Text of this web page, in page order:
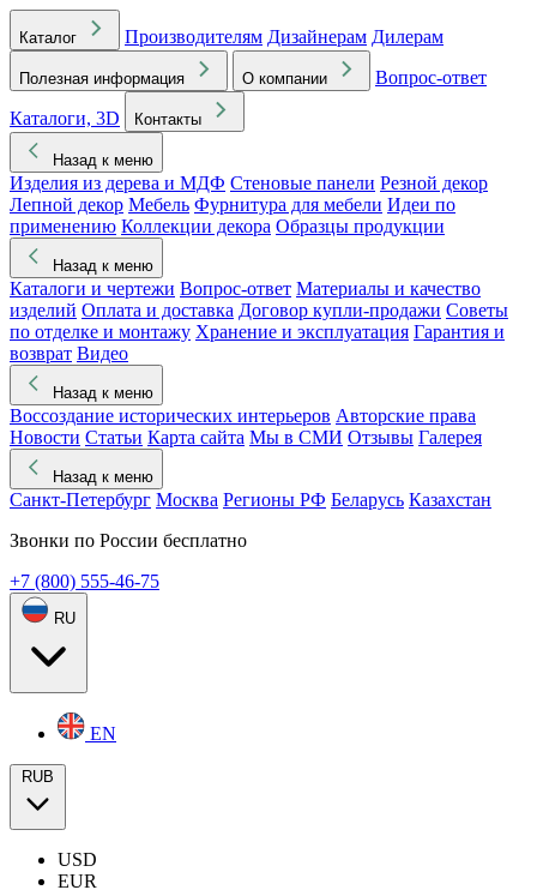
Каталог Производителям Дизайнерам Дилерам
Полезная информация О компании
Вопрос-ответ
Каталоги, 3D
Контакты
Назад к меню
Изделия из дерева и МДФ Стеновые панели Резной декор
Лепной декор Мебель Фурнитура для мебели Идеи по
применению Коллекции декора Образцы продукции
Назад к меню
Каталоги и чертежи Вопрос-ответ Материалы и качество
изделий Оплата и доставка Договор купли-продажи Советы
по отделке и монтажу Хранение и эксплуатация Гарантия и
возврат Видео
Назад к меню
Воссоздание исторических интерьеров Авторские права
Новости Статьи Карта сайта Мы в СМИ Отзывы Галерея
Назад к меню
Санкт-Петербург Москва Регионы РФ Беларусь Казахстан
Звонки по России бесплатно
+7 (800) 555-46-75
RU
EN
RUB
USD
EUR